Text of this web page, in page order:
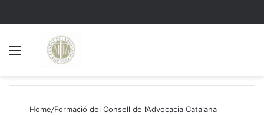
Home/Formació del Consell de l’Advocacia Catalana